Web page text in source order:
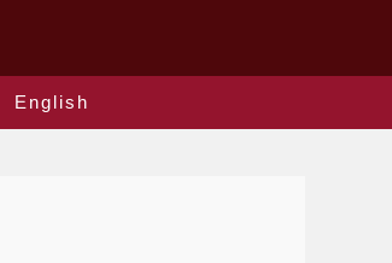
English